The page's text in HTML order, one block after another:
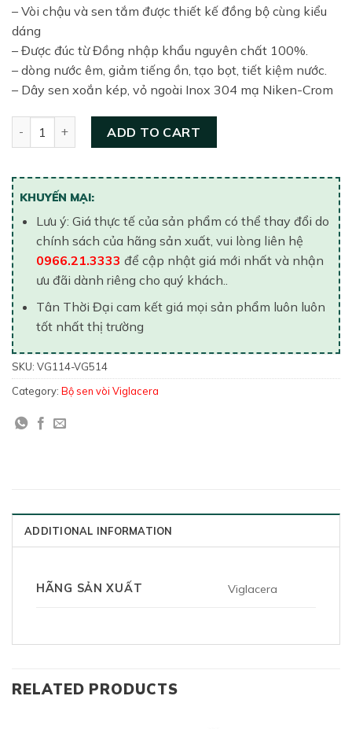
– Vòi chậu và sen tắm được thiết kế đồng bộ cùng kiểu
dáng
– Được đúc từ Đồng nhập khẩu nguyên chất 100%.
– dòng nước êm, giảm tiếng ồn, tạo bọt, tiết kiệm nước.
– Dây sen xoắn kép, vỏ ngoài Inox 304 mạ Niken-Crom
ADD TO CART
KHUYẾN MẠI:
Lưu ý: Giá thực tế của sản phẩm có thể thay đổi do
chính sách của hãng sản xuất, vui lòng liên hệ
0966.21.3333 để cập nhật giá mới nhất và nhận
ưu đãi dành riêng cho quý khách..
Tân Thời Đại cam kết giá mọi sản phẩm luôn luôn
tốt nhất thị trường
SKU: VG114-VG514
Category: Bộ sen vòi Viglacera
ADDITIONAL INFORMATION
HÃNG SẢN XUẤT Viglacera
RELATED PRODUCTS